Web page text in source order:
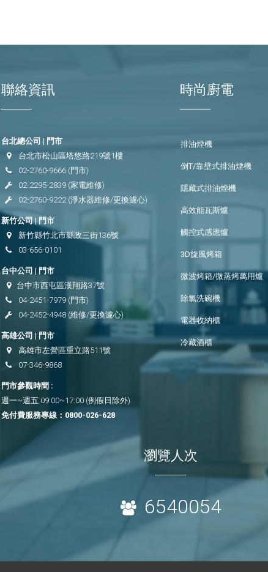
聯絡資訊
台北總公司 | 門市
台北市松山區塔悠路219號1樓
02-2760-9666(門市)
02-2295-2839(家電維修)
02-2760-9222(淨水器維修/更換濾心)
新竹公司 | 門市
新竹縣竹北市縣政三街136號
03-656-0101
台中公司 | 門市
台中市西屯區漢翔路37號
04-2451-7979(門市)
04-2452-4948(維修/更換濾心)
高雄公司 | 門市
高雄市左營區重立路511號
07-346-9868
門市參觀時間 :
週一~週五 09:00~17:00 (例假日除外)
免付費服務專線： 0800-026-628
時尚廚電
排油煙機
倒T/靠壁式排油煙機
隱藏式排油煙機
高效能瓦斯爐
觸控式感應爐
3D旋風烤箱
微波烤箱/微蒸烤萬用爐
除氯洗碗機
電器收納櫃
冷藏酒櫃
瀏覽人次
6540054